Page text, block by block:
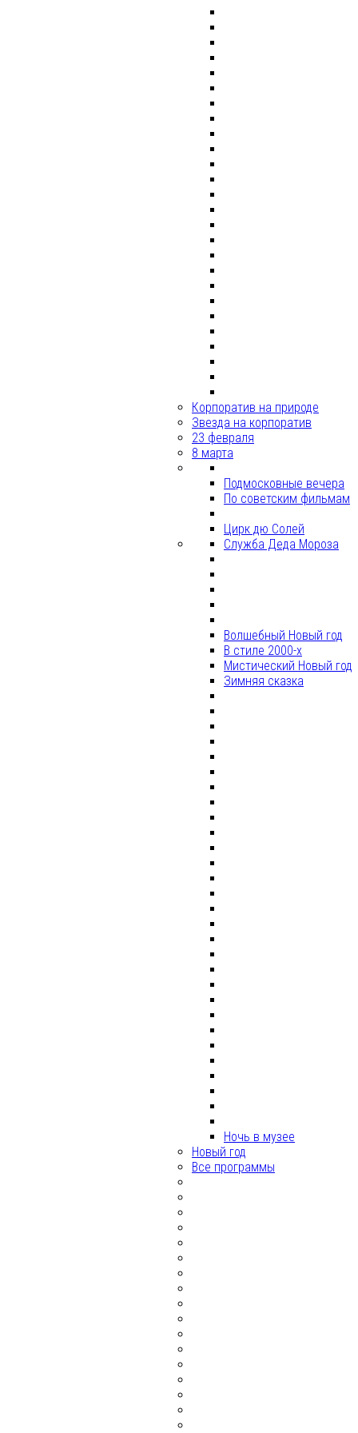
Корпоратив на природе
Звезда на корпоратив
23 февраля
8 марта
Подмосковные вечера
По советским фильмам
Цирк дю Солей
Служба Деда Мороза
Волшебный Новый год
В стиле 2000-х
Мистический Новый год
Зимняя сказка
Ночь в музее
Новый год
Все программы